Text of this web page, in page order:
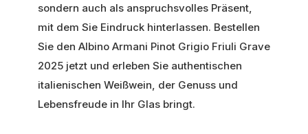
sondern auch als anspruchsvolles Präsent,
mit dem Sie Eindruck hinterlassen. Bestellen
Sie den Albino Armani Pinot Grigio Friuli Grave
2025 jetzt und erleben Sie authentischen
italienischen Weißwein, der Genuss und
Lebensfreude in Ihr Glas bringt.